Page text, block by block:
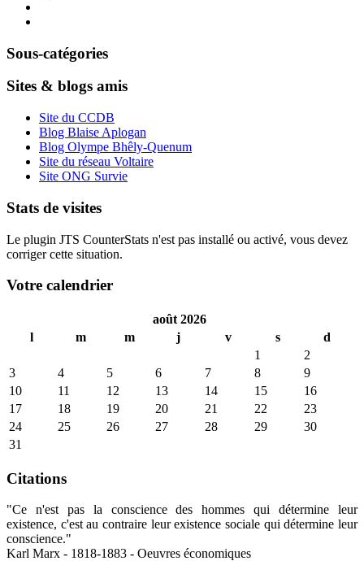
Sous-catégories
Sites & blogs amis
Site du CCDB
Blog Blaise Aplogan
Blog Olympe Bhêly-Quenum
Site du réseau Voltaire
Site ONG Survie
Stats de visites
Le plugin JTS CounterStats n'est pas installé ou activé, vous devez
corriger cette situation.
Votre calendrier
août 2026
l
m m j v s
d
1
2
3
4 5 6 7 8
9
10
11 12 13 14 15
16
17
18 19 20 21 22
23
24
25 26 27 28 29
30
31
Citations
"Ce n'est pas la conscience des hommes qui détermine leur
existence, c'est au contraire leur existence sociale qui détermine leur
conscience."
Karl Marx - 1818-1883 - Oeuvres économiques